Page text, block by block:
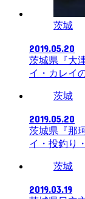
茨城
2019.05.20
茨城県『大
イ・カレイ
茨城
2019.05.20
茨城県『那
イ・投釣り
茨城
2019.03.19